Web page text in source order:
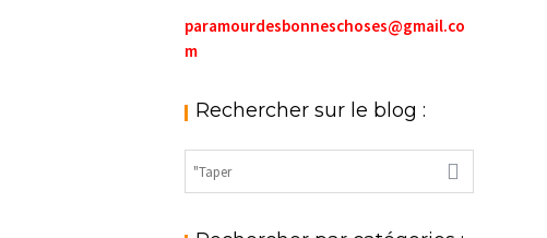
paramourdesbonneschoses@gmail.co
m
Rechercher sur le blog :